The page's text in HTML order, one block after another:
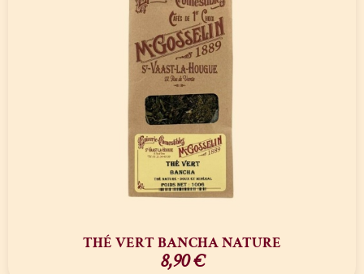
THÉ VERT BANCHA NATURE
8,90€